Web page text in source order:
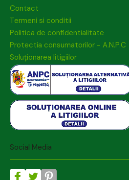
Contact
Termeni si conditii
Politica de confidentialitate
Protectia consumatorilor - A.N.P.C
Soluționarea litigiilor
Social Media